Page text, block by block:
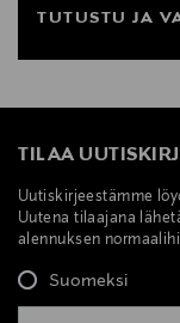
TUTUSTU JA
TILAA
Uutiskirjeestämme
Uutena tilaajana
alennuksen
Suomeksi